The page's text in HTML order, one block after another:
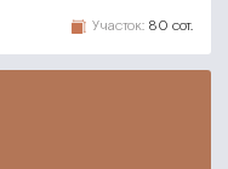
Участок: 80 сот.